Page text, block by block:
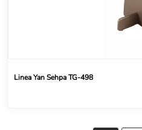
Linea Yan Sehpa TG-498